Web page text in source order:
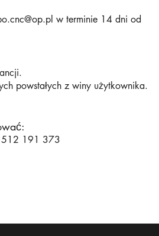
w terminie 14 dni od
powstałych z winy użytkownika.
512 191 373